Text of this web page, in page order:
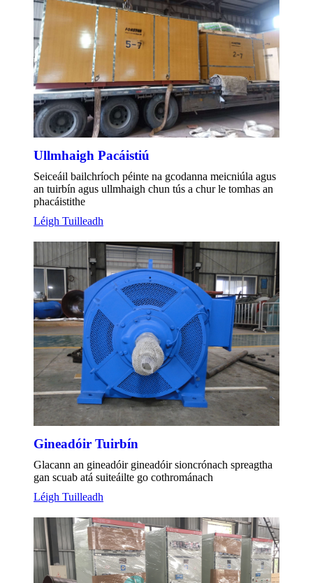
Ullmhaigh Pacáistiú
Seiceáil bailchríoch péinte na gcodanna meicniúla agus
an tuirbín agus ullmhaigh chun tús a chur le tomhas an
phacáistithe
Léigh Tuilleadh
Gineadóir Tuirbín
Glacann an gineadóir gineadóir sioncrónach spreagtha
gan scuab atá suiteáilte go cothrománach
Léigh Tuilleadh